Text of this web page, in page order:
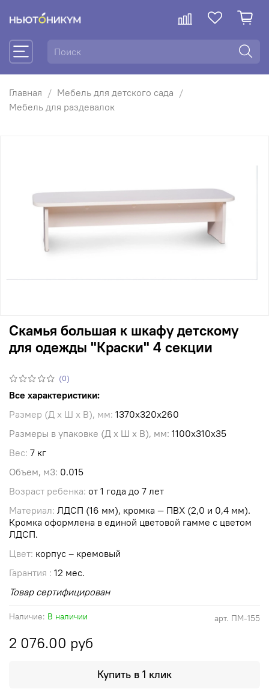
Главная
Мебель для детского сада
Мебель для раздевалок
(0)
арт. ПМ-155
Наличие: В наличии
Скамья большая к шкафу детскому
для одежды "Краски" 4 секции
2 076.00 руб
Купить в 1 клик
Все характеристики:
Размер (Д х Ш х В), мм: 1370х320х260
Размеры в упаковке (Д х Ш х В), мм: 1100х310х35
Вес: 7 кг
Объем, м3: 0.015
Возраст ребенка: от 1 года до 7 лет
Материал: ЛДСП (16 мм), кромка — ПВХ (2,0 и 0,4 мм).
Кромка оформлена в единой цветовой гамме с цветом
ЛДСП.
Цвет: корпус – кремовый
Гарантия : 12 мес.
Товар сертифицирован